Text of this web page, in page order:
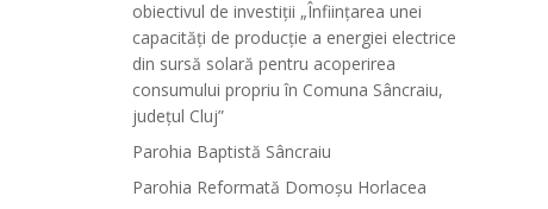
obiectivul de investiții „Înființarea unei
capacități de producție a energiei electrice
din sursă solară pentru acoperirea
consumului propriu în Comuna Sâncraiu,
județul Cluj”
Parohia Baptistă Sâncraiu
Parohia Reformată Domoşu Horlacea